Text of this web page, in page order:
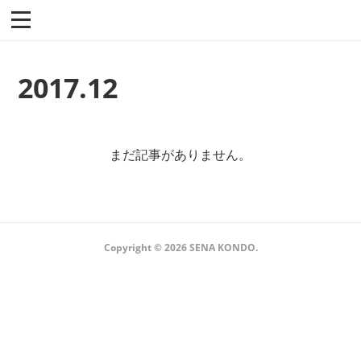
2017.12
まだ記事がありません。
Copyright ©2026 SENA KONDO.